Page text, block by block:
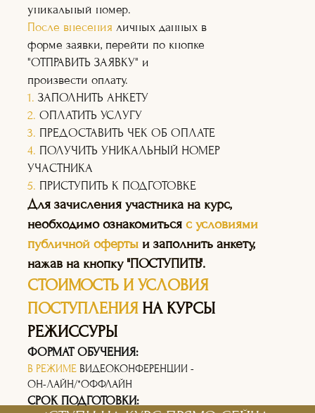
уникальный номер.
После внесения личных данных в
форме заявки, перейти по кнопке
"ОТПРАВИТЬ ЗАЯВКУ" и
произвести оплату.
1. ЗАПОЛНИТЬ АНКЕТУ
2. ОПЛАТИТЬ УСЛУГУ
3. ПРЕДОСТАВИТЬ ЧЕК ОБ ОПЛАТЕ
4. ПОЛУЧИТЬ УНИКАЛЬНЫЙ НОМЕР
УЧАСТНИКА
5. ПРИСТУПИТЬ К ПОДГОТОВКЕ
Для зачисления участника на курс,
необходимо ознакомиться с условиями
публичной оферты и заполнить анкету,
нажав на кнопку "ПОСТУПИТЬ".
СТОИМОСТЬ И УСЛОВИЯ
ПОСТУПЛЕНИЯНА КУРСЫ
РЕЖИССУРЫ
ФОРМАТ ОБУЧЕНИЯ:
В РЕЖИМЕ ВИДЕОКОНФЕРЕНЦИИ -
ОН-ЛАЙН/*ОФФЛАЙН
СРОК ПОДГОТОВКИ: